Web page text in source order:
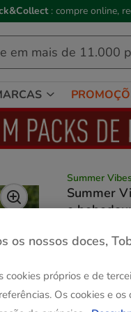
🛒-8€ com o cupão:
Summer Vibes
Summer
e
Até - 8€!
6.99€
os nossos doces,
cookies próprios e de
Os cookies e